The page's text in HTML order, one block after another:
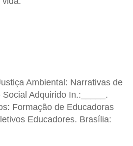
Ambiental: Narrativas de
Adquirido In.:_____.
Formação de Educadoras
Educadores. Brasília: